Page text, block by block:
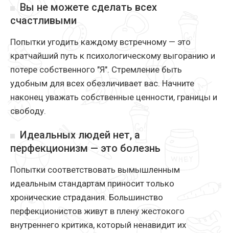
Вы не можете сделать всех
счастливыми
Попытки угодить каждому встречному — это
кратчайший путь к психологическому выгоранию и
потере собственного "Я". Стремление быть
удобным для всех обезличивает вас. Начните
наконец уважать собственные ценности, границы и
свободу.
Идеальных людей нет, а
перфекционизм — это болезнь
Попытки соответствовать вымышленным
идеальным стандартам приносит только
хронические страдания. Большинство
перфекционистов живут в плену жестокого
внутреннего критика, который ненавидит их